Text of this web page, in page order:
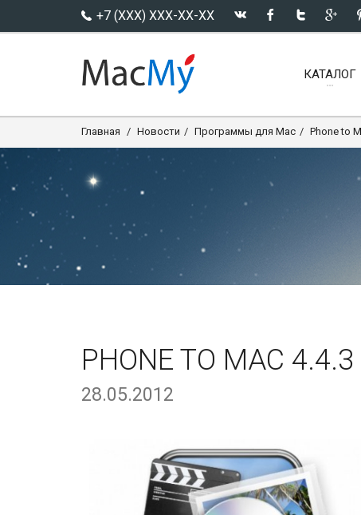
+7 (XXX) XXX-XX-XX
КАТАЛОГ
Главная Новости Программы для Mac Phone to
PHONE TO MAC 4.4.3
28.05.2012